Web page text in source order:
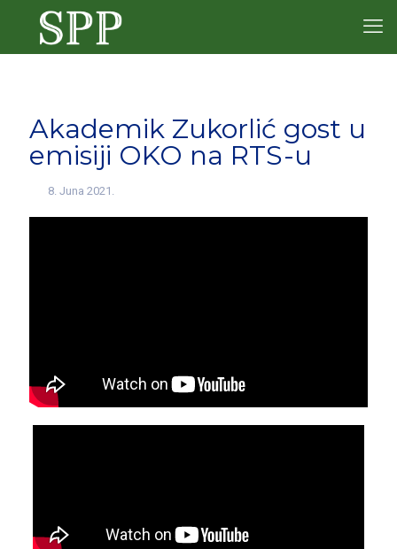
Akademik Zukorlić gost u
emisiji OKO na RTS-u
8. Juna 2021.